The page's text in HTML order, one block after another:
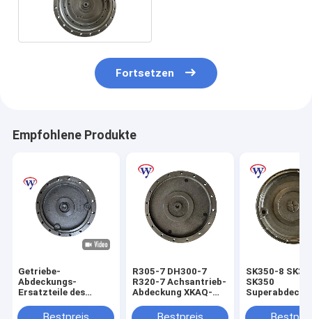
Fortsetzen
Empfohlene Produkte
Getriebe-
Abdeckungs-
Ersatzteile des
E318D
R305-7 DH300-7
R320-7 Achsantrieb-
Abdeckung XKAQ-
SK350-8
SK350
Achsantrieb-8